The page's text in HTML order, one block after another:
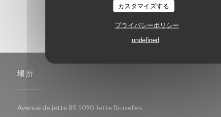
カスタマイズする
プライバシーポリシー
undefined
場所
Avenue de jette 85 1090 Jette Bruxelles